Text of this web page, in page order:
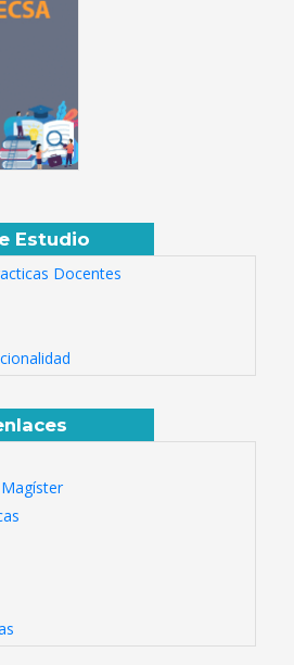
Estudio
Docentes